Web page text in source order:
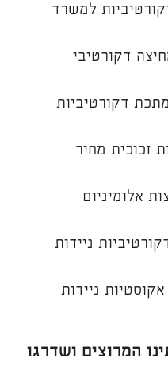
למשרד
דקורטיבי
דקורטיביות
זכוכית מחיר
אלומיניום
ניידות
ניידות
המרוצים ושדרגו